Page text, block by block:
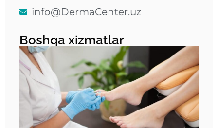
info@DermaCenter.uz
Boshqa xizmatlar